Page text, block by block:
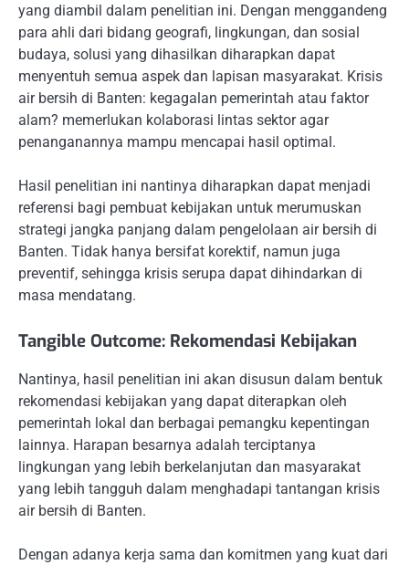
yang diambil dalam penelitian ini. Dengan menggandeng
para ahli dari bidang geografi, lingkungan, dan sosial
budaya, solusi yang dihasilkan diharapkan dapat
menyentuh semua aspek dan lapisan masyarakat. Krisis
air bersih di Banten: kegagalan pemerintah atau faktor
alam? memerlukan kolaborasi lintas sektor agar
penanganannya mampu mencapai hasil optimal.
Hasil penelitian ini nantinya diharapkan dapat menjadi
referensi bagi pembuat kebijakan untuk merumuskan
strategi jangka panjang dalam pengelolaan air bersih di
Banten. Tidak hanya bersifat korektif, namun juga
preventif, sehingga krisis serupa dapat dihindarkan di
masa mendatang.
Tangible Outcome: Rekomendasi Kebijakan
Nantinya, hasil penelitian ini akan disusun dalam bentuk
rekomendasi kebijakan yang dapat diterapkan oleh
pemerintah lokal dan berbagai pemangku kepentingan
lainnya. Harapan besarnya adalah terciptanya
lingkungan yang lebih berkelanjutan dan masyarakat
yang lebih tangguh dalam menghadapi tantangan krisis
air bersih di Banten.
Dengan adanya kerja sama dan komitmen yang kuat dari